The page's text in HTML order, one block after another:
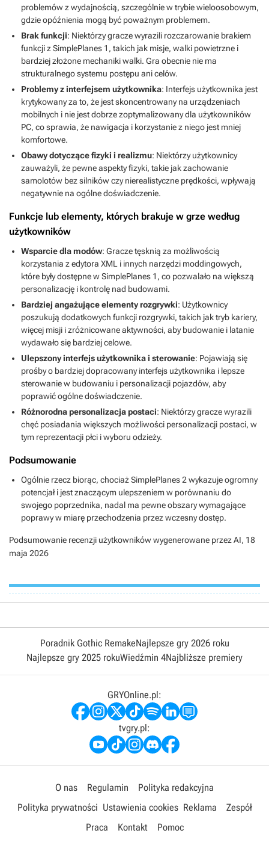
problemów z wydajnością, szczególnie w trybie wieloosobowym,
gdzie opóźnienia mogą być poważnym problemem.
Brak funkcji: Niektórzy gracze wyrazili rozczarowanie brakiem
funkcji z SimplePlanes 1, takich jak misje, walki powietrzne i
bardziej złożone mechaniki walki. Gra obecnie nie ma
strukturalnego systemu postępu ani celów.
Problemy z interfejsem użytkownika: Interfejs użytkownika jest
krytykowany za to, że jest skoncentrowany na urządzeniach
mobilnych i nie jest dobrze zoptymalizowany dla użytkowników
PC, co sprawia, że nawigacja i korzystanie z niego jest mniej
komfortowe.
Obawy dotyczące fizyki i realizmu: Niektórzy użytkownicy
zauważyli, że pewne aspekty fizyki, takie jak zachowanie
samolotów bez silników czy nierealistyczne prędkości, wpływają
negatywnie na ogólne doświadczenie.
Funkcje lub elementy, których brakuje w grze według
użytkowników
Wsparcie dla modów: Gracze tęsknią za możliwością
korzystania z edytora XML i innych narzędzi moddingowych,
które były dostępne w SimplePlanes 1, co pozwalało na większą
personalizację i kontrolę nad budowami.
Bardziej angażujące elementy rozgrywki: Użytkownicy
poszukują dodatkowych funkcji rozgrywki, takich jak tryb kariery,
więcej misji i zróżnicowane aktywności, aby budowanie i latanie
wydawało się bardziej celowe.
Ulepszony interfejs użytkownika i sterowanie: Pojawiają się
prośby o bardziej dopracowany interfejs użytkownika i lepsze
sterowanie w budowaniu i personalizacji pojazdów, aby
poprawić ogólne doświadczenie.
Różnorodna personalizacja postaci: Niektórzy gracze wyrazili
chęć posiadania większych możliwości personalizacji postaci, w
tym reprezentacji płci i wyboru odzieży.
Podsumowanie
Ogólnie rzecz biorąc, chociaż SimplePlanes 2 wykazuje ogromny
potencjał i jest znaczącym ulepszeniem w porównaniu do
swojego poprzednika, nadal ma pewne obszary wymagające
poprawy w miarę przechodzenia przez wczesny dostęp.
Podsumowanie recenzji użytkowników wygenerowane przez AI, 18
maja 2026
Poradnik Gothic RemakeNajlepsze gry 2026 roku
Najlepsze gry 2025 rokuWiedźmin 4Najbliższe premiery
GRYOnline.pl:
tvgry.pl:
O nas Regulamin
Polityka redakcyjna
Polityka prywatności Ustawienia cookies Reklama
Zespół
Praca
Kontakt Pomoc